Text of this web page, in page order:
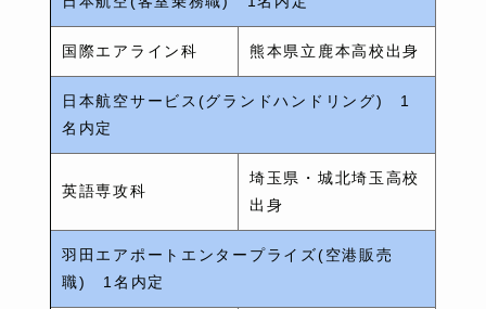
国際エアライン科 熊本県立鹿本高校出身
日本航空サービス(グランドハンドリング) 1
名内定
英語専攻科
埼玉県・城北埼玉高校
出身
羽田エアポートエンタープライズ(空港販売
職) 1名内定